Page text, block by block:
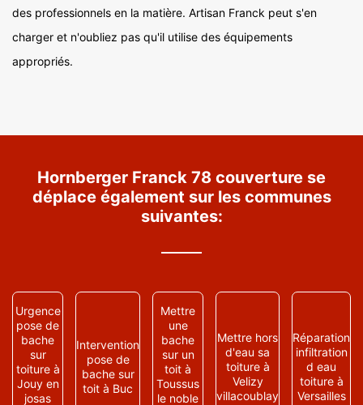
des professionnels en la matière. Artisan Franck peut s'en
charger et n'oubliez pas qu'il utilise des équipements
appropriés.
Hornberger Franck 78 couverture se
déplace également sur les communes
suivantes:
Urgence
pose de
bache
sur
toiture à
Jouy en
josas
Intervention
pose de
bache sur
toit à Buc
Mettre
une
bache
sur un
toit à
Toussus
le noble
Mettre hors
d'eau sa
toiture à
Velizy
villacoublay
Réparation
infiltration
d eau
toiture à
Versailles